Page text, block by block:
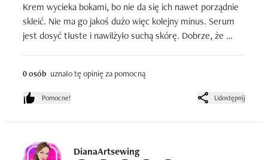
Krem wycieka bokami, bo nie da się ich nawet porządnie
skleić. Nie ma go jakoś dużo więc kolejny minus. Serum
jest dosyć tłuste i nawilżyło suchą skórę. Dobrze, że
mnie nie zachęci.
0 osób uznało tę opinię za pomocną
Pomocne! Udostępnij
DianaArtsewing